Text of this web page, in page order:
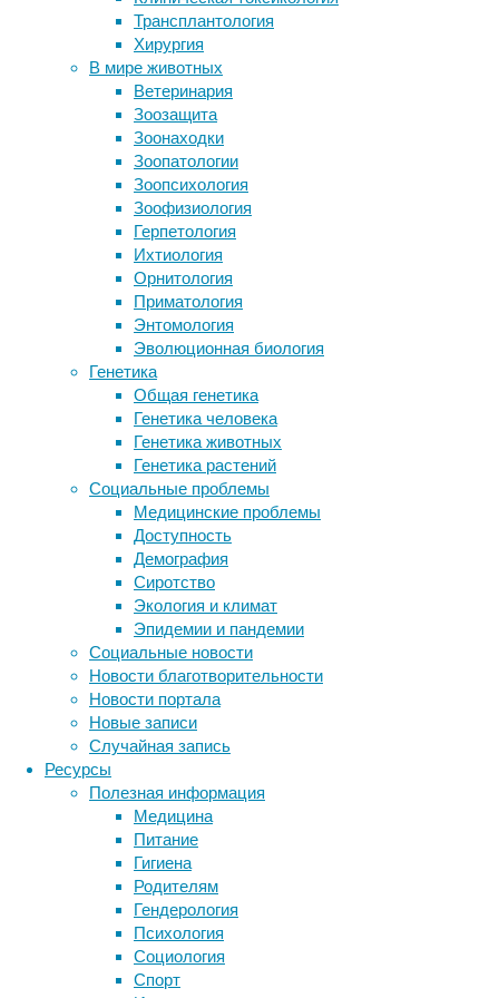
Трансплантология
Хирургия
В мире животных
Ветеринария
Зоозащита
Зоонаходки
Зоопатологии
Зоопсихология
Зоофизиология
Герпетология
Ихтиология
Орнитология
Приматология
Энтомология
Эволюционная биология
Генетика
Общая генетика
Генетика человека
Генетика животных
Генетика растений
Социальные проблемы
Медицинские проблемы
Доступность
Демография
Сиротство
Экология и климат
Эпидемии и пандемии
Социальные новости
Новости благотворительности
Новости портала
Новые записи
Случайная запись
Ресурсы
Полезная информация
Медицина
Питание
Гигиена
Родителям
Гендерология
Психология
Социология
Спорт
Во
время
острой
фазы
грибковой
инфекции
некоторые
муравьи
начинали
выбирать
пищу,
которой
содержалась
измельченная
тля.
Все
потому,
что
организме
тли
есть
антисептик,
помогающий
насекомым
справиться
с
болезнью.
Самолечение
среди
животных
не
редкость.
Например,
Ранние уроки музыки стимулируют
особое развитие мозга
Выбор имени ребенка и породы
собаки напоминает естественный
отбор
Нейрокомпьютерная речь
Знание букв еще не гарантирует
легкое чтение
Следите за новостями
Метки